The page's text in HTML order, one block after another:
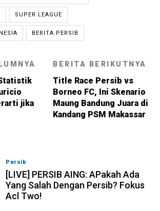
SUPER LEAGUE
BERITA PERSIB
jika
BERITA BERIKUTNYA
Title Race Persib vs
Borneo FC, Ini Skenario
Maung Bandung Juara di
Kandang PSM Makassar
Persib
[LIVE] PERSIB AING: APakah Ada
Yang Salah Dengan Persib? Fokus
Acl Two!